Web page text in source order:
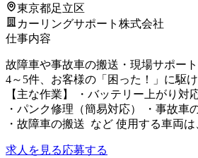
東京都足立区
カーリングサポート株式会社
仕事内容
故障車や事故車の搬送・現場サポー
4～5件、お客様の「困った！」に駆
【主な作業】 ・バッテリー上がり対
・パンク修理（簡易対応） ・事故車
・故障車の搬送 など 使用する車両
求人を見る応募する